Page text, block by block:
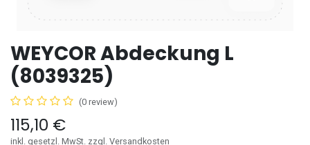
WEYCOR Abdeckung L
(8039325)
(0 review)
115,10 €
inkl. gesetzl. MwSt. zzgl. Versandkosten